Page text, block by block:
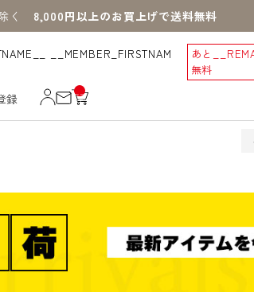
く 8,000円以上のお買上げで送料無料
__MEMBER_FIRSTNAM
あと
無料
録
__
IT
_C